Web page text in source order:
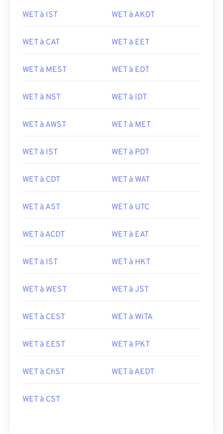
WET à IST WET à AKDT
WET à CAT WET à EET
WET à MEST WET à EDT
WET à NST WET à IDT
WET à AWST WET à MET
WET à IST WET à PDT
WET à CDT WET à WAT
WET à AST WET à UTC
WET à ACDT WET à EAT
WET à IST WET à HKT
WET à WEST WET à JST
WET à CEST WET à WITA
WET à EEST WET à PKT
WET à ChST WET à AEDT
WET à CST